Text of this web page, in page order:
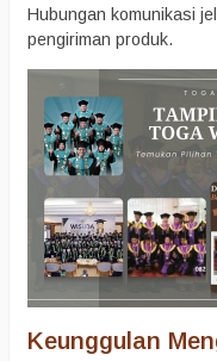
Hubungan komunikasi
pengiriman produk.
Keunggulan